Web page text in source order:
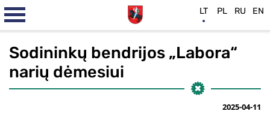
Sodininkų bendrijos „Labora“
narių dėmesiui
2025-04-11
LT PL RU EN